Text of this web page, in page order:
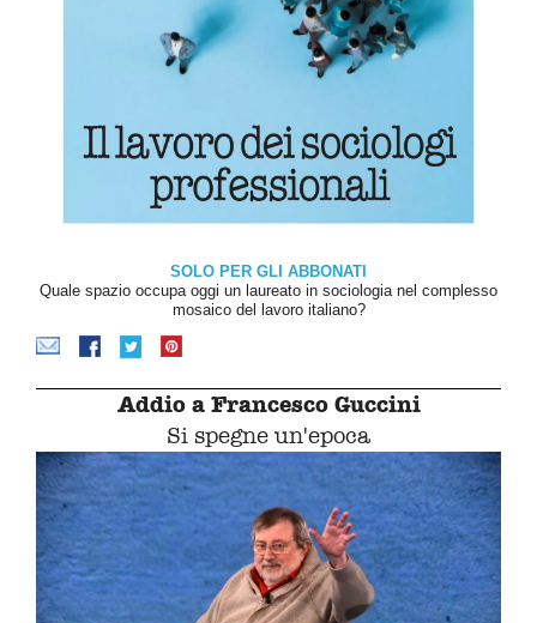
SOLO PER GLI ABBONATI
Quale spazio occupa oggi un laureato in sociologia nel complesso
mosaico del lavoro italiano?
Addio a Francesco Guccini
Si spegne un'epoca